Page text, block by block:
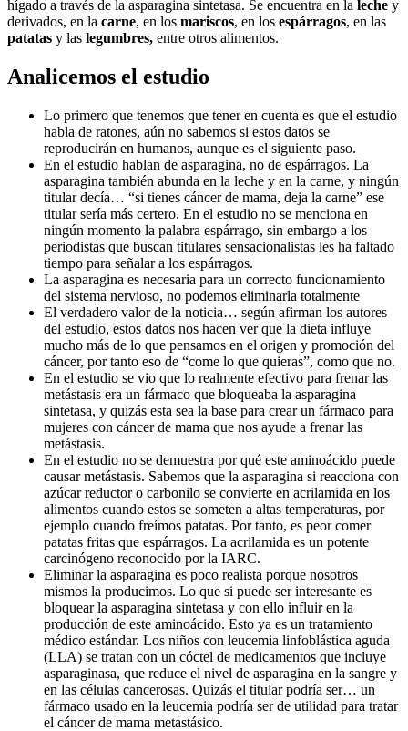
hígado a través de la asparagina sintetasa. Se encuentra en la leche y
derivados, en la carne, en los mariscos, en los espárragos, en las
patatas y las legumbres, entre otros alimentos.
Analicemos el estudio
Lo primero que tenemos que tener en cuenta es que el estudio
habla de ratones, aún no sabemos si estos datos se
reproducirán en humanos, aunque es el siguiente paso.
En el estudio hablan de asparagina, no de espárragos. La
asparagina también abunda en la leche y en la carne, y ningún
titular decía… “si tienes cáncer de mama, deja la carne” ese
titular sería más certero. En el estudio no se menciona en
ningún momento la palabra espárrago, sin embargo a los
periodistas que buscan titulares sensacionalistas les ha faltado
tiempo para señalar a los espárragos.
La asparagina es necesaria para un correcto funcionamiento
del sistema nervioso, no podemos eliminarla totalmente
El verdadero valor de la noticia… según afirman los autores
del estudio, estos datos nos hacen ver que la dieta influye
mucho más de lo que pensamos en el origen y promoción del
cáncer, por tanto eso de “come lo que quieras”, como que no.
En el estudio se vio que lo realmente efectivo para frenar las
metástasis era un fármaco que bloqueaba la asparagina
sintetasa, y quizás esta sea la base para crear un fármaco para
mujeres con cáncer de mama que nos ayude a frenar las
metástasis.
En el estudio no se demuestra por qué este aminoácido puede
causar metástasis. Sabemos que la asparagina si reacciona con
azúcar reductor o carbonilo se convierte en acrilamida en los
alimentos cuando estos se someten a altas temperaturas, por
ejemplo cuando freímos patatas. Por tanto, es peor comer
patatas fritas que espárragos. La acrilamida es un potente
carcinógeno reconocido por la IARC.
Eliminar la asparagina es poco realista porque nosotros
mismos la producimos. Lo que si puede ser interesante es
bloquear la asparagina sintetasa y con ello influir en la
producción de este aminoácido. Esto ya es un tratamiento
médico estándar. Los niños con leucemia linfoblástica aguda
(LLA) se tratan con un cóctel de medicamentos que incluye
asparaginasa, que reduce el nivel de asparagina en la sangre y
en las células cancerosas. Quizás el titular podría ser… un
fármaco usado en la leucemia podría ser de utilidad para tratar
el cáncer de mama metastásico.